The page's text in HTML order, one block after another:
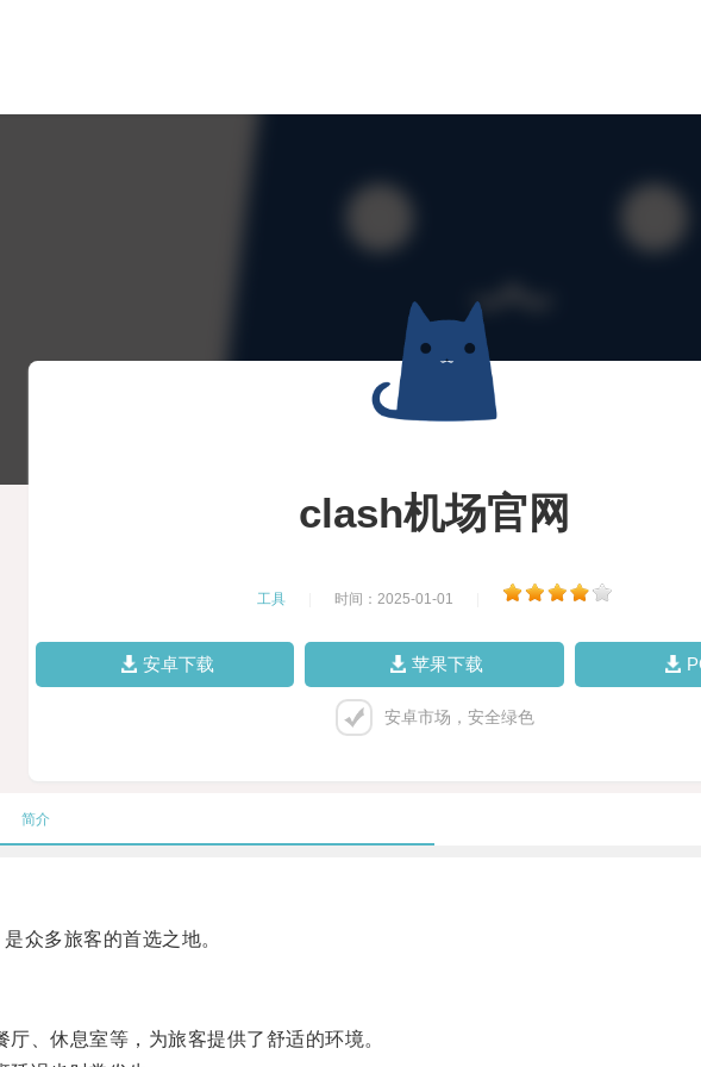
clash机场官网
工具 时间：2025-01-01
安卓下载 苹果下载
安卓市场，安全绿色
简介
多旅客的首选之地。
、休息室等，为旅客提供了舒适的环境。